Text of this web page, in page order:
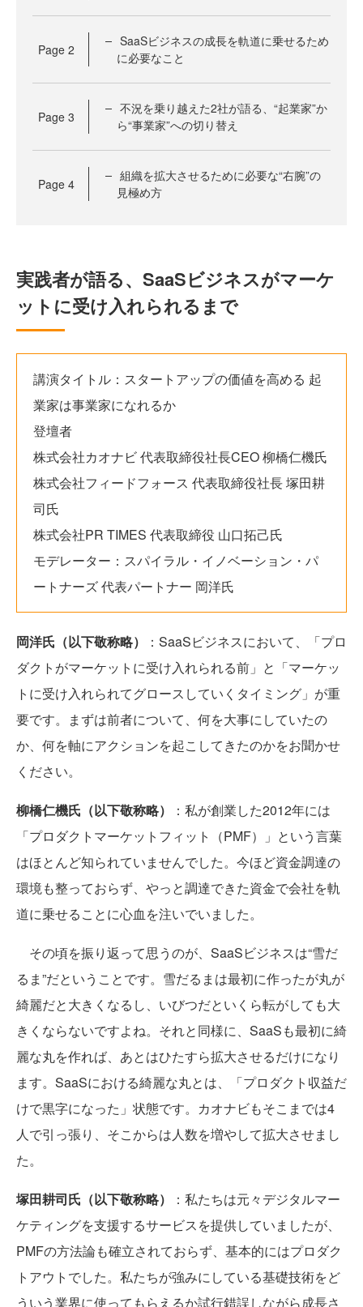
Page 2
SaaSビジネスの成長を軌道に乗せるため
に必要なこと
Page 3
不況を乗り越えた2社が語る、“起業家”か
ら“事業家”への切り替え
Page 4
組織を拡大させるために必要な“右腕”の
見極め方
実践者が語る、SaaSビジネスがマーケ
ットに受け入れられるまで
講演タイトル：スタートアップの価値を高める 起
業家は事業家になれるか
登壇者
株式会社カオナビ 代表取締役社長CEO 柳橋仁機氏
株式会社フィードフォース 代表取締役社長 塚田耕
司氏
株式会社PR TIMES 代表取締役 山口拓己氏
モデレーター：スパイラル・イノベーション・パ
ートナーズ 代表パートナー 岡洋氏
岡洋氏（以下敬称略）
：SaaSビジネスにおいて、「プロ
ダクトがマーケットに受け入れられる前」と「マーケッ
トに受け入れられてグロースしていくタイミング」が重
要です。まずは前者について、何を大事にしていたの
か、何を軸にアクションを起こしてきたのかをお聞かせ
ください。
柳橋仁機氏（以下敬称略）
：私が創業した2012年には
「プロダクトマーケットフィット（PMF）」という言葉
はほとんど知られていませんでした。今ほど資金調達の
環境も整っておらず、やっと調達できた資金で会社を軌
道に乗せることに心血を注いでいました。
その頃を振り返って思うのが、SaaSビジネスは“雪だ
るま”だということです。雪だるまは最初に作ったが丸が
綺麗だと大きくなるし、いびつだといくら転がしても大
きくならないですよね。それと同様に、SaaSも最初に綺
麗な丸を作れば、あとはひたすら拡大させるだけになり
ます。SaaSにおける綺麗な丸とは、「プロダクト収益だ
けで黒字になった」状態です。カオナビもそこまでは4
人で引っ張り、そこからは人数を増やして拡大させまし
た。
塚田耕司氏（以下敬称略）
：私たちは元々デジタルマー
ケティングを支援するサービスを提供していましたが、
PMFの方法論も確立されておらず、基本的にはプロダク
トアウトでした。私たちが強みにしている基礎技術をど
ういう業界に使ってもらえるか試行錯誤しながら成長さ